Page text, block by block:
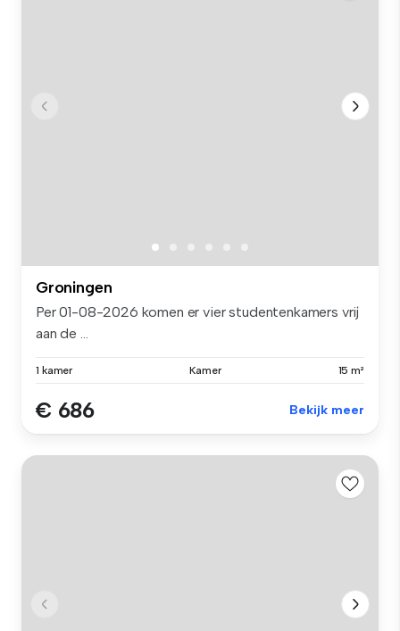
Groningen
Per 01-08-2026 komen er vier studentenkamers vrij
aan de ...
1 kamer Kamer 15 m²
€ 686 Bekijk meer